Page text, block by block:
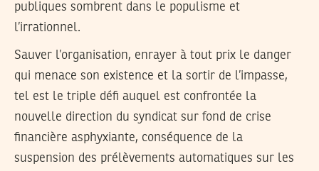
publiques sombrent dans le populisme et
l’irrationnel.
Sauver l’organisation, enrayer à tout prix le danger
qui menace son existence et la sortir de l’impasse,
tel est le triple défi auquel est confrontée la
nouvelle direction du syndicat sur fond de crise
financière asphyxiante, conséquence de la
suspension des prélèvements automatiques sur les